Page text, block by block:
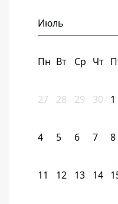
Июль
Пн Вт Ср Чт
27 28 29 30 1
4 5 6 7 8
11 12 13 14